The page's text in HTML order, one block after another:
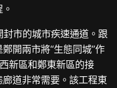
市的城市疾速通道。跟
開兩市將“生態同城”作
新區和鄭東新區的接
道非常需要。該工程東